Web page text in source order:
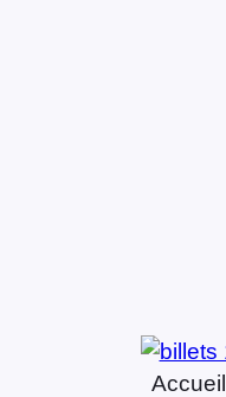
Accueil